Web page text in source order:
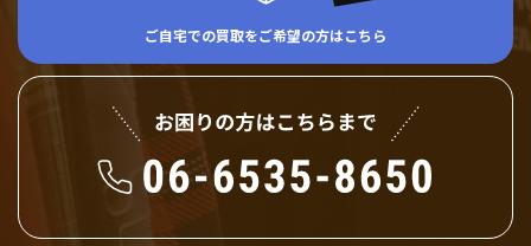
ご自宅での買取をご希望の方はこちら